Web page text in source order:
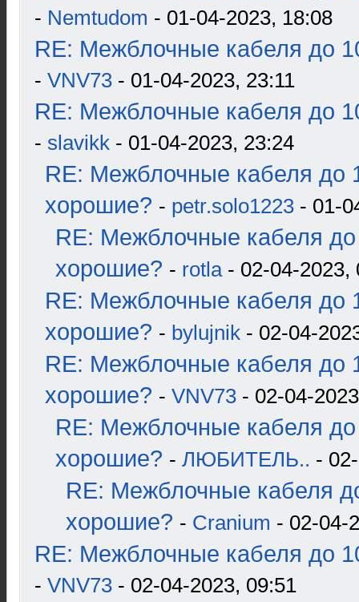
- Nemtudom - 01-04-2023, 18:08
RE: Межблочные кабеля до
- VNV73 - 01-04-2023, 23:11
RE: Межблочные кабеля до
- slavikk - 01-04-2023, 23:24
RE: Межблочные кабеля до
хорошие? - petr.solo1223 - 01-
RE: Межблочные кабеля до
хорошие? - rotla- 02-04-2023,
RE: Межблочные кабеля до
хорошие? - bylujnik - 02-04-
RE: Межблочные кабеля до
хорошие? - VNV73 - 02-04-
RE: Межблочные кабеля до
хорошие? - ЛЮБИТЕЛЬ.. -
RE: Межблочные кабеля
хорошие? - Cranium - 02-04-
RE: Межблочные кабеля до
- VNV73 - 02-04-2023, 09:51